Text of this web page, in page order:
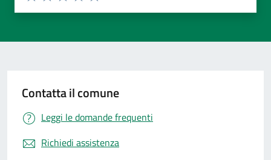
Valuta 5 stelle su 5
Valuta 4 stelle su 5
Valuta 3 stelle su 5
Valuta 2 stelle su 5
Valuta 1 stelle su 5
Contatta il comune
Leggi le domande frequenti
Richiedi assistenza